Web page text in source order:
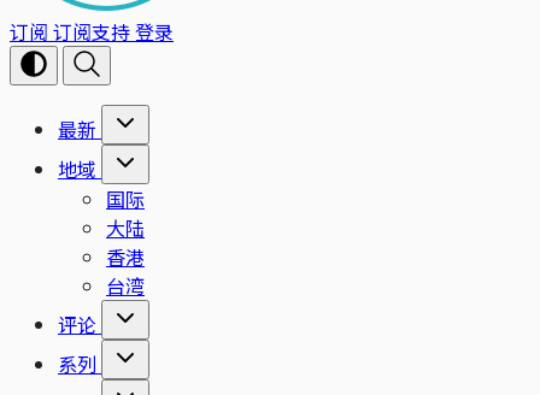
订阅 订阅支持登录
最新
地域
国际
大陆
香港
台湾
评论
系列